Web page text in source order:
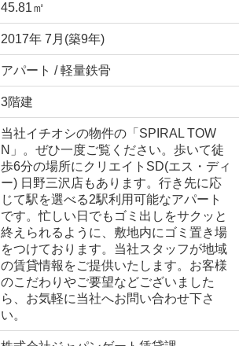
45.81㎡
2017年 7月(築9年)
アパート / 軽量鉄骨
3階建
当社イチオシの物件の「SPIRAL TOW
N」。ぜひ一度ご覧ください。歩いて徒
歩6分の場所にクリエイトSD(エス・ディ
ー) 日野三沢店もあります。行き先に応
じて駅を選べる2駅利用可能なアパート
です。忙しい日でもゴミ出しをサクッと
終えられるように、敷地内にゴミ置き場
をつけております。当社スタッフが地域
の賃貸情報をご提供いたします。お客様
のこだわりやご要望などございました
ら、お気軽に当社へお問い合わせ下さ
い。